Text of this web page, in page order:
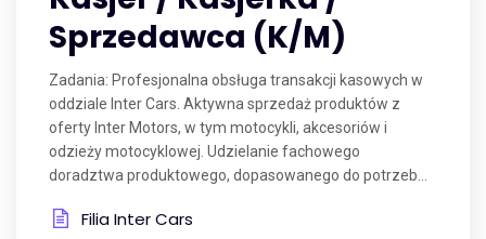
Sprzedawca (K/M)
Zadania: Profesjonalna obsługa transakcji kasowych w
oddziale Inter Cars. Aktywna sprzedaż produktów z
oferty Inter Motors, w tym motocykli, akcesoriów i
odzieży motocyklowej. Udzielanie fachowego
doradztwa produktowego, dopasowanego do potrzeb...
Filia Inter Cars